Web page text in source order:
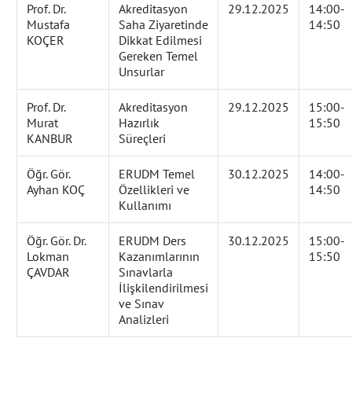
Prof. Dr.
Mustafa
KOÇER
Akreditasyon
Saha Ziyaretinde
Dikkat Edilmesi
Gereken Temel
Unsurlar
29.12.2025
14:00-
14:50
Prof. Dr.
Murat
KANBUR
Akreditasyon
Hazırlık
Süreçleri
29.12.2025
15:00-
15:50
Öğr. Gör.
Ayhan KOÇ
ERUDM Temel
Özellikleri ve
Kullanımı
30.12.2025
14:00-
14:50
Öğr. Gör. Dr.
Lokman
ÇAVDAR
ERUDM Ders
Kazanımlarının
Sınavlarla
İlişkilendirilmesi
ve Sınav
Analizleri
30.12.2025
15:00-
15:50